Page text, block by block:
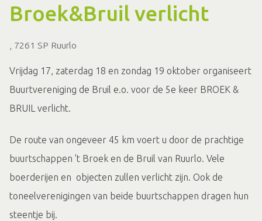
Broek&Bruil verlicht
, 7261 SP Ruurlo
Vrijdag 17, zaterdag 18 en zondag 19 oktober organiseert
Buurtvereniging de Bruil e.o. voor de 5e keer BROEK &
BRUIL verlicht.
De route van ongeveer 45 km voert u door de prachtige
buurtschappen 't Broek en de Bruil van Ruurlo. Vele
boerderijen en objecten zullen verlicht zijn. Ook de
toneelverenigingen van beide buurtschappen dragen hun
steentje bij.